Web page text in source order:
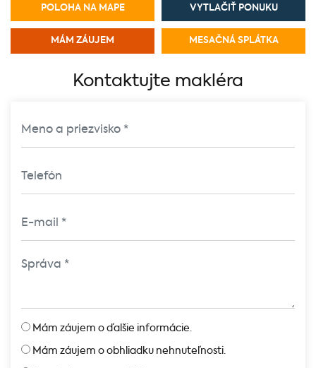
POLOHA NA MAPE VYTLAČIŤ PONUKU
MÁM ZÁUJEM MESAČNÁ SPLÁTKA
Kontaktujte makléra
Mám záujem o ďalšie informácie.
Mám záujem o obhliadku nehnuteľnosti.